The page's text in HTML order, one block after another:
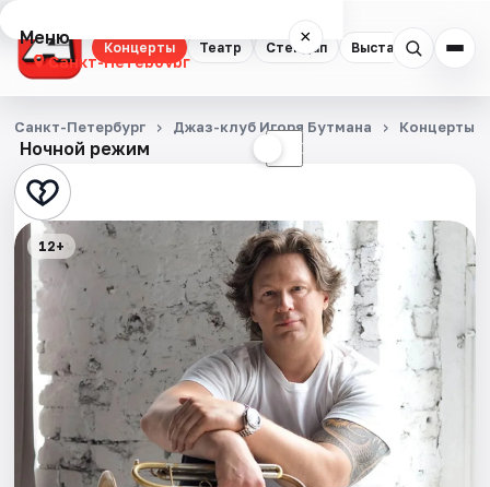
Концерты Театр Стендап Выставки
Меню ×
Санкт-Петербург
Концерты
Театр
Стендап
Выставки
Квесты
Экскурсии
Спорт
События
Ночной режим ☾
Санкт-Петербург Джаз-клуб Игоря Бутмана Концерты
12+